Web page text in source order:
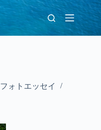
フォトエッセイ